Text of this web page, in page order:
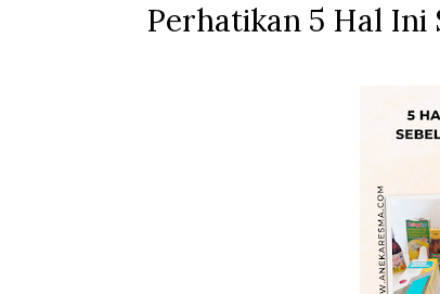
Perhatikan 5 Hal Ini